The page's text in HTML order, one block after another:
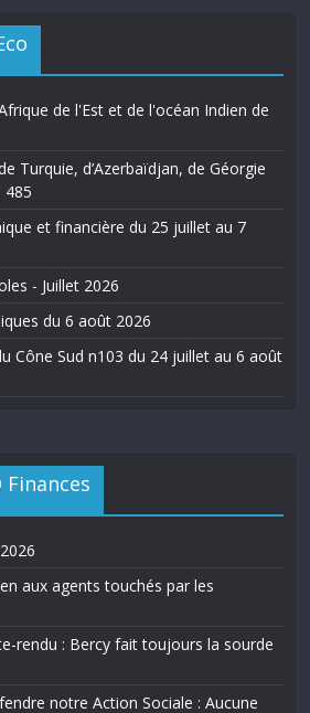
de l'Est et de l'océan Indien de
Turquie, d’Azerbaïdjan, de Géorgie
485
et financière du 25 juillet au 7
- Juillet 2026
du 6 août 2026
Cône Sud n103 du 24 juillet au 6 août
Finances
aux agents touchés par les
rendu : Bercy fait toujours la sourde
notre Action Sociale : Aucune